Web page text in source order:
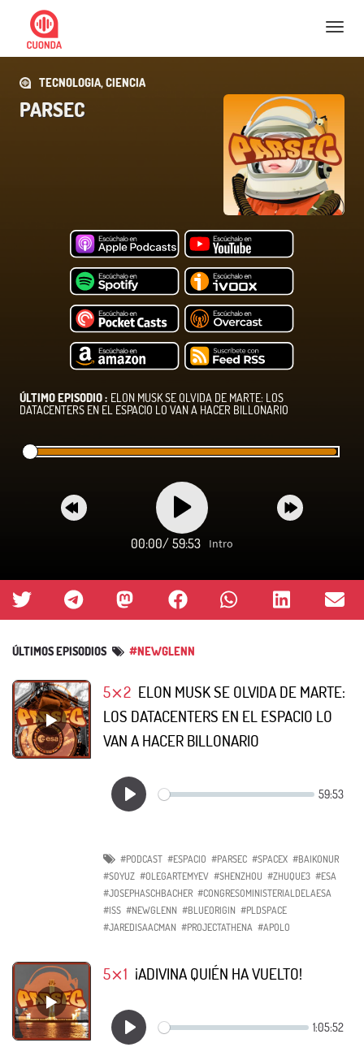
Nav
TECNOLOGIA, CIENCIA
PARSEC
ÚLTIMO EPISODIO : ELON MUSK SE OLVIDA DE MARTE: LOS
DATACENTERS EN EL ESPACIO LO VAN A HACER BILLONARIO
00:00/ 59:53 Intro
ÚLTIMOS EPISODIOS #NEWGLENN
5⨯2 ELON MUSK SE OLVIDA DE MARTE:
LOS DATACENTERS EN EL ESPACIO LO
VAN A HACER BILLONARIO
#PODCAST #ESPACIO #PARSEC #SPACEX #BAIKONUR
#SOYUZ #OLEGARTEMYEV #SHENZHOU #ZHUQUE3 #ESA
#JOSEPHASCHBACHER #CONGRESOMINISTERIALDELAESA
#ISS #NEWGLENN #BLUEORIGIN #PLDSPACE
#JAREDISAACMAN #PROJECTATHENA #APOLO
5⨯1 ¡ADIVINA QUIÉN HA VUELTO!